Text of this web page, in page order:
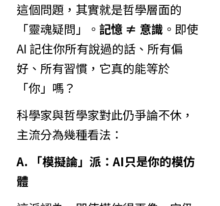
這個問題，其實就是哲學層面的
「靈魂疑問」。 記憶 ≠ 意識 。即使
AI 記住你所有說過的話、所有偏
好、所有習慣，它真的能等於
「你」嗎？
科學家與哲學家對此仍爭論不休，
主流分為幾種看法：
A. 「模擬論」派：AI只是你的模仿
體